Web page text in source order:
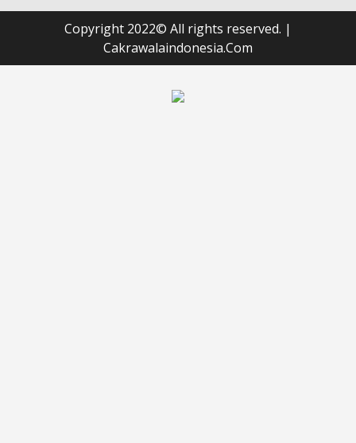
Copyright 2022© All rights reserved. |
Cakrawalaindonesia.Com